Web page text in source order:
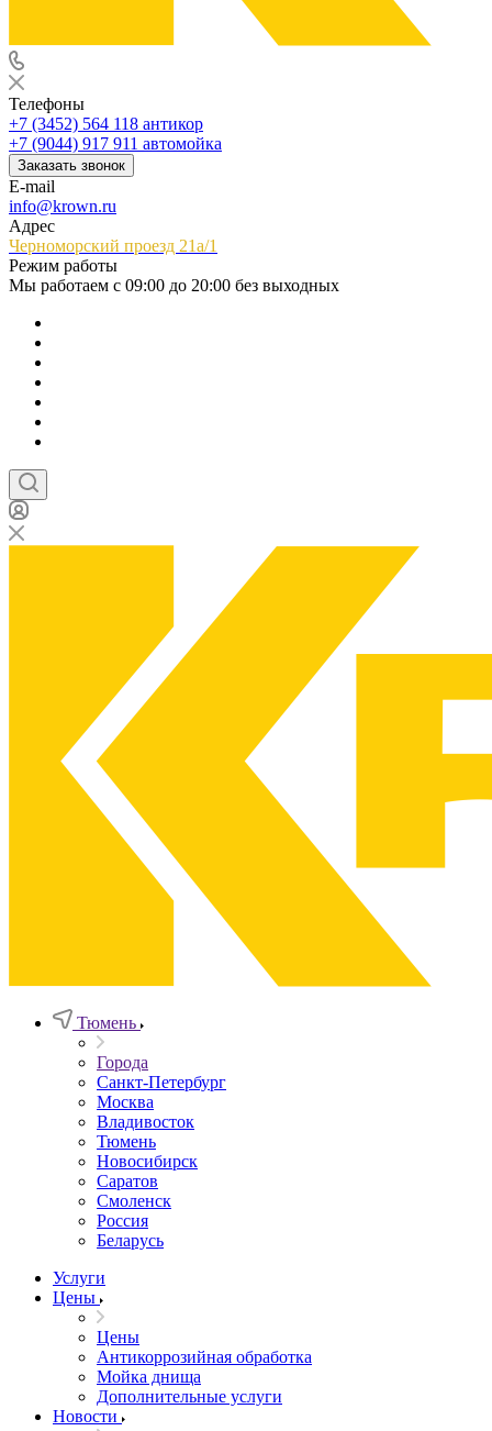
Телефоны
+7 (3452) 564 118 антикор
+7 (9044) 917 911 автомойка
Заказать звонок
E-mail
info@krown.ru
Адрес
Черноморский проезд 21а/1
Режим работы
Мы работаем с 09:00 до 20:00 без выходных
Тюмень
Города
Санкт-Петербург
Москва
Владивосток
Тюмень
Новосибирск
Саратов
Смоленск
Россия
Беларусь
Услуги
Цены
Цены
Антикоррозийная обработка
Мойка днища
Дополнительные услуги
Новости